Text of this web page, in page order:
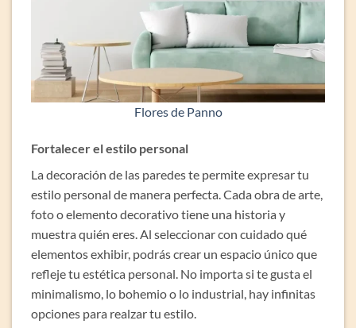
Flores de Panno
Fortalecer el estilo personal
La decoración de las paredes te permite expresar tu
estilo personal de manera perfecta. Cada obra de arte,
foto o elemento decorativo tiene una historia y
muestra quién eres. Al seleccionar con cuidado qué
elementos exhibir, podrás crear un espacio único que
refleje tu estética personal. No importa si te gusta el
minimalismo, lo bohemio o lo industrial, hay infinitas
opciones para realzar tu estilo.